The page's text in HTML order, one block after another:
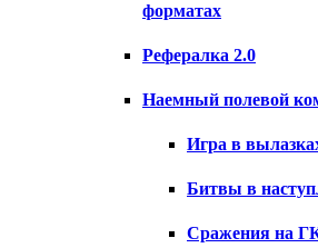
форматах
Рефералка 2.0
Наемный полевой
Игра в
Битвы в
Сражения на